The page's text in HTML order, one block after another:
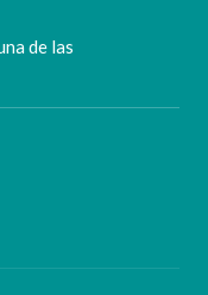
de las